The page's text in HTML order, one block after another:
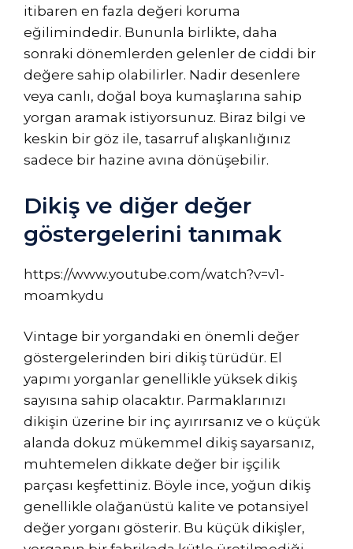
itibaren en fazla değeri koruma
eğilimindedir. Bununla birlikte, daha
sonraki dönemlerden gelenler de ciddi bir
değere sahip olabilirler. Nadir desenlere
veya canlı, doğal boya kumaşlarına sahip
yorgan aramak istiyorsunuz. Biraz bilgi ve
keskin bir göz ile, tasarruf alışkanlığınız
sadece bir hazine avına dönüşebilir.
Dikiş ve diğer değer
göstergelerini tanımak
https://www.youtube.com/watch?v=v1-
moamkydu
Vintage bir yorgandaki en önemli değer
göstergelerinden biri dikiş türüdür. El
yapımı yorganlar genellikle yüksek dikiş
sayısına sahip olacaktır. Parmaklarınızı
dikişin üzerine bir inç ayırırsanız ve o küçük
alanda dokuz mükemmel dikiş sayarsanız,
muhtemelen dikkate değer bir işçilik
parçası keşfettiniz. Böyle ince, yoğun dikiş
genellikle olağanüstü kalite ve potansiyel
değer yorganı gösterir. Bu küçük dikişler,